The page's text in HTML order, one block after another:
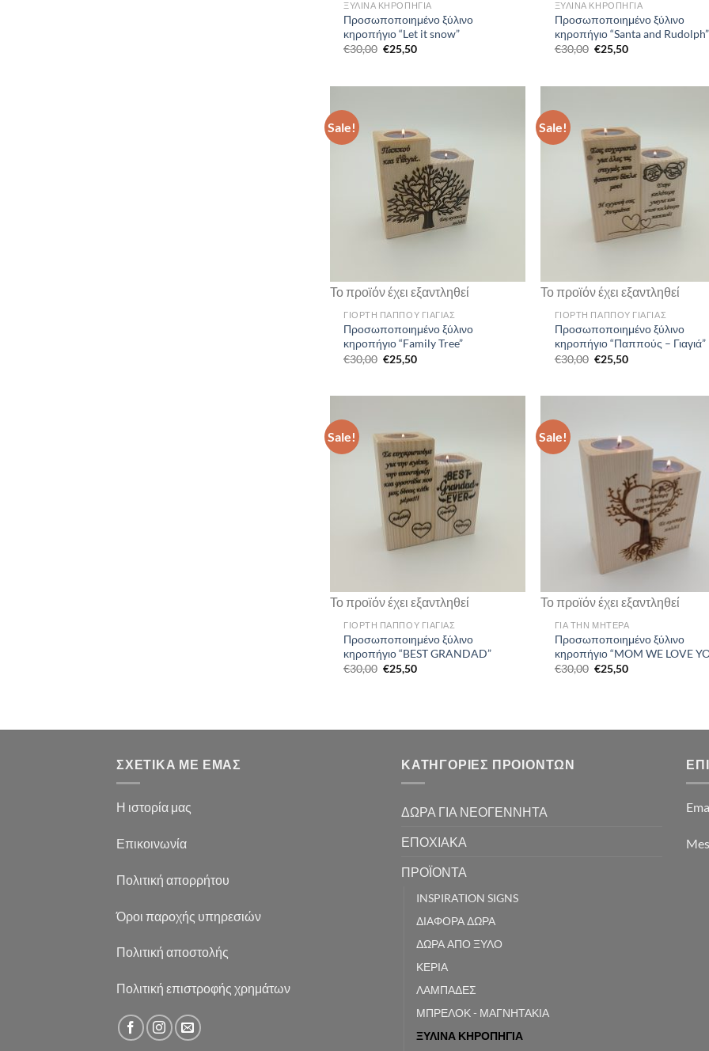
ΞΥΛΙΝΑ ΚΗΡΟΠΗΓΙΑ
Προσωποποιημένο ξύλινο
κηροπήγιο “Let it snow”
€30,00 Original
price
€25,50Current
ΞΥΛΙΝΑ ΚΗΡΟΠΗΓΙΑ
Προσωποποιημένο ξύλινο
κηροπήγιο “Santa and Rudolph”
€30,00 Original
price
€25,50Current
Sale!
Το προϊόν έχει εξαντληθεί
ΓΙΟΡΤΗ ΠΑΠΠΟΥ ΓΙΑΓΙΑΣ
Προσωποποιημένο ξύλινο
κηροπήγιο “Family Tree”
€30,00 Original
price
€25,50Current
Sale!
Το προϊόν έχει εξαντληθεί
ΓΙΟΡΤΗ ΠΑΠΠΟΥ ΓΙΑΓΙΑΣ
Προσωποποιημένο ξύλινο
κηροπήγιο “Παππούς – Γιαγιά”
€30,00 Original
price
€25,50Current
Sale!
Το προϊόν έχει εξαντληθεί
ΓΙΟΡΤΗ ΠΑΠΠΟΥ ΓΙΑΓΙΑΣ
Προσωποποιημένο ξύλινο
κηροπήγιο “BEST GRANDAD”
€30,00 Original
price
€25,50Current
Sale!
Το προϊόν έχει εξαντληθεί
ΓΙΑ ΤΗΝ ΜΗΤΕΡΑ
Προσωποποιημένο ξύλινο
κηροπήγιο “MOM WE LOVE
€30,00 Original
price
€25,50Current
ΣΧΕΤΙΚΑ ΜΕ ΕΜΑΣ
Η ιστορία μας
Επικοινωνία
Πολιτική απορρήτου
Όροι παροχής υπηρεσιών
Πολιτική αποστολής
Πολιτική επιστροφής χρημάτων
ΚΑΤΗΓΟΡΙΕΣ ΠΡΟΙΟΝΤΩΝ
ΔΩΡΑ ΓΙΑ ΝΕΟΓΕΝΝΗΤΑ
ΕΠΟΧΙΑΚΑ
ΠΡΟΪΟΝΤΑ
INSPIRATION SIGNS
ΔΙΑΦΟΡΑ ΔΩΡΑ
ΔΩΡΑ ΑΠΟ ΞΥΛΟ
ΚΕΡΙΑ
ΛΑΜΠΑΔΕΣ
ΜΠΡΕΛΟΚ - ΜΑΓΝΗΤΑΚΙΑ
ΞΥΛΙΝΑ ΚΗΡΟΠΗΓΙΑ